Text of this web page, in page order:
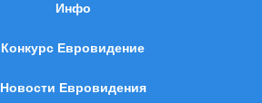
Инфо
Конкурс Евровидение
Новости Евровидения